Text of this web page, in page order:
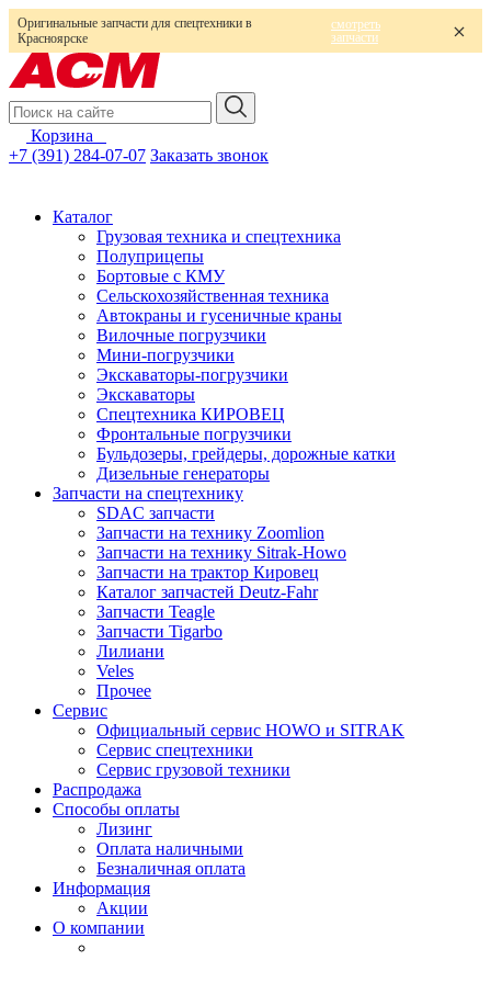
Оригинальные запчасти для спецтехники в
Красноярске
смотреть
запчасти
Корзина
+7 (391) 284-07-07 Заказать звонок
Каталог
Грузовая техника и спецтехника
Полуприцепы
Бортовые с КМУ
Сельскохозяйственная техника
Автокраны и гусеничные краны
Вилочные погрузчики
Мини-погрузчики
Экскаваторы-погрузчики
Экскаваторы
Спецтехника КИРОВЕЦ
Фронтальные погрузчики
Бульдозеры, грейдеры, дорожные катки
Дизельные генераторы
Запчасти на спецтехнику
SDAC запчасти
Запчасти на технику Zoomlion
Запчасти на технику Sitrak-Howo
Запчасти на трактор Кировец
Каталог запчастей Deutz-Fahr
Запчасти Teagle
Запчасти Tigarbo
Лилиани
Veles
Прочее
Сервис
Официальный сервис HOWO и SITRAK
Сервис спецтехники
Сервис грузовой техники
Распродажа
Способы оплаты
Лизинг
Оплата наличными
Безналичная оплата
Информация
Акции
О компании